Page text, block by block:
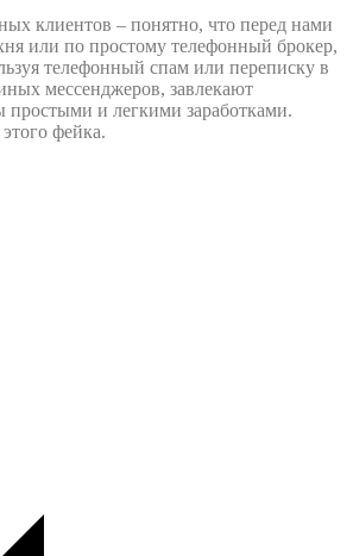
клиентов – понятно, что перед нами
или по простому телефонный брокер,
телефонный спам или переписку в
мессенджеров, завлекают
простыми и легкими заработками.
фейка.